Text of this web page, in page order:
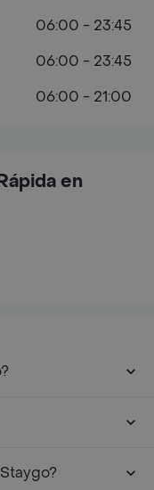
en
06:00 - 23:45
06:00 - 23:45
06:00 - 21:00